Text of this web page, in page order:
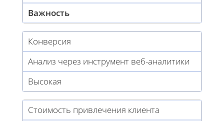
Важность
Конверсия
Анализ через инструмент веб-аналитики
Высокая
Стоимость привлечения клиента